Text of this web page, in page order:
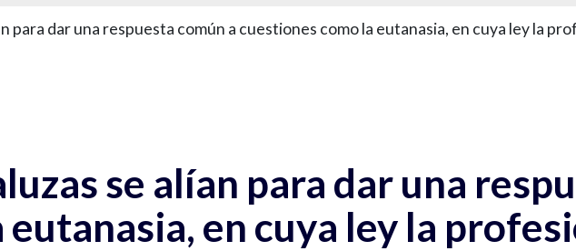
para dar una respuesta común a cuestiones como la eutanasia, en cuya ley la
se alían para dar una
en cuya ley la